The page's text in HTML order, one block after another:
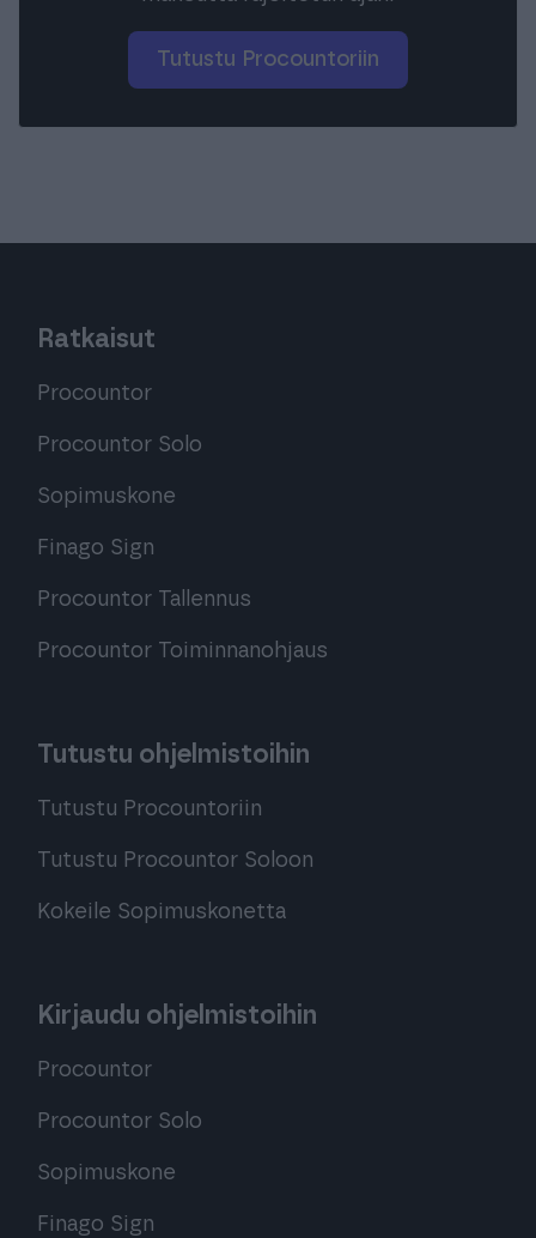
Tutustu Procountoriin
Ratkaisut
Procountor
Procountor Solo
Sopimuskone
Finago Sign
Procountor Tallennus
Procountor Toiminnanohjaus
Tutustu ohjelmistoihin
Tutustu Procountoriin
Tutustu Procountor Soloon
Kokeile Sopimuskonetta
Kirjaudu ohjelmistoihin
Procountor
Procountor Solo
Sopimuskone
Finago Sign